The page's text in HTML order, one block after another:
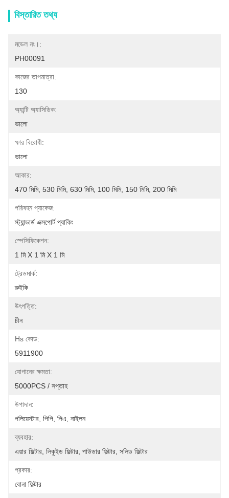
বিস্তারিত তথ্য
মডেল নং।:
PH00091
কাজের তাপমাত্রা:
130
অ্যান্টি অ্যাসিডিক:
ভালো
ক্ষার বিরোধী:
ভালো
আকার:
470 মিমি, 530 মিমি, 630 মিমি, 100 মিমি, 150 মিমি, 200 মিমি
পরিবহন প্যাকেজ:
স্ট্যান্ডার্ড এক্সপোর্ট প্যাকিং
স্পেসিফিকেশন:
1 মি X 1 মি X 1 মি
ট্রেডমার্ক:
রুইকি
উৎপত্তি:
চীন
Hs কোড:
5911900
যোগানের ক্ষমতা:
5000PCS / সপ্তাহ
উপাদান:
পলিয়েস্টার, পিপি, পিএ, নাইলন
ব্যবহার:
এয়ার ফিল্টার, লিকুইড ফিল্টার, পাউডার ফিল্টার, সলিড ফিল্টার
প্রকার:
বোনা ফিল্টার